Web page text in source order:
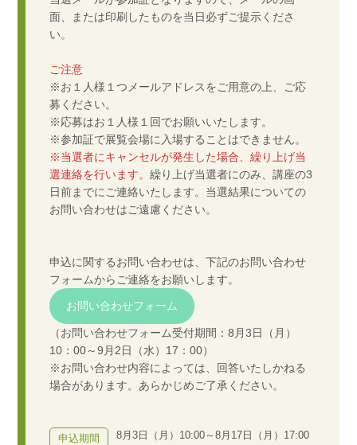
面、または印刷したものを当日必ずご提示くださ
い。
ご注意
※お１人様１つメールアドレスをご用意の上、ご応
募ください。
※応募はお１人様１回でお願いいたします。
※参加証で展覧会場に入場することはできません。
※当選者にキャンセルが発生した場合、繰り上げ当
選連絡を行います。繰り上げ当選者にのみ、講座の3
日前までにご連絡いたします。当選結果についての
お問い合わせはご遠慮ください。
申込に関するお問い合わせは、下記のお問い合わせ
フォームからご連絡をお願いします。
お問い合わせフォーム
（お問い合わせフォーム受付期間：8月3日（月）
10：00～9月2日（水）17：00）
※お問い合わせ内容によっては、回答いたしかねる
場合があります。あらかじめご了承ください。
申込期間 8月3日（月）10:00～8月17日（月）17:00